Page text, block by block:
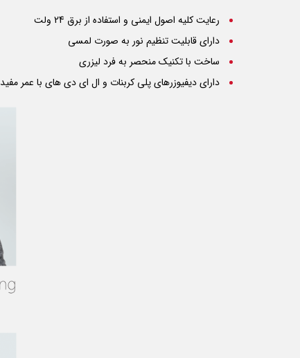
رعایت کلیه اصول ایمنی و استفاده از برق 24 ولت
دارای قابلیت تنظیم نور به صورت لمسی
ساخت با تکنیک منحصر به فرد لیزری
دارای دیفیوزرهای پلی کربنات و ال ای دی های با عمر مفید 50000ساعت